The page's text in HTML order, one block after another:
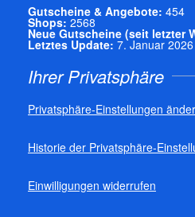
Gutscheine & Angebote: 454
Shops: 2568
Neue Gutscheine (seit letzter
Letztes Update: 7. Januar 2026
Ihrer Privatsphäre
Privatsphäre-Einstellungen
Historie der Privatsphäre-
Einwilligungen widerrufen